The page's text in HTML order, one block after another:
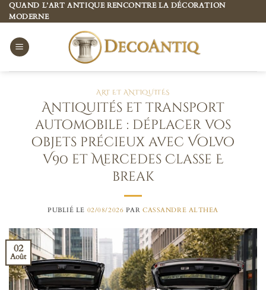
Passer
au
contenu
QUAND L’ART ANTIQUE RENCONTRE LA DÉCORATION
MODERNE
ART ET ANTIQUITÉS
Antiquités et transport
automobile : déplacer vos
objets précieux avec Volvo
V90 et Mercedes Classe E
break
PUBLIÉ LE 02/08/2026 PARCASSANDRE ALTHEA
02
Août